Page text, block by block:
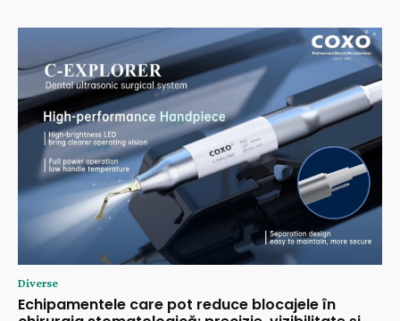
Diverse
Echipamentele care pot reduce blocajele în